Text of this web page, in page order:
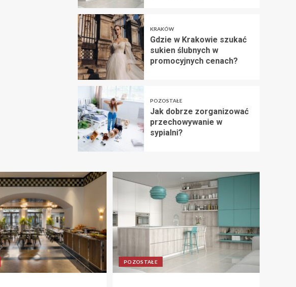
KRAKÓW
Gdzie w Krakowie szukać
sukien ślubnych w
promocyjnych cenach?
POZOSTAŁE
Jak dobrze zorganizować
przechowywanie w
sypialni?
POZOSTAŁE